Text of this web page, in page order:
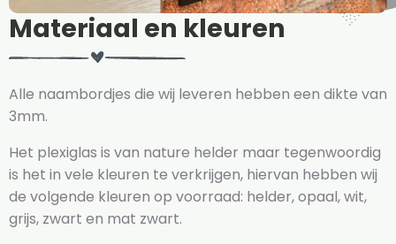
Materiaal en kleuren
Alle naambordjes die wij leveren hebben een dikte van
3mm.
Het plexiglas is van nature helder maar tegenwoordig
is het in vele kleuren te verkrijgen, hiervan hebben wij
de volgende kleuren op voorraad: helder, opaal, wit,
grijs, zwart en mat zwart.